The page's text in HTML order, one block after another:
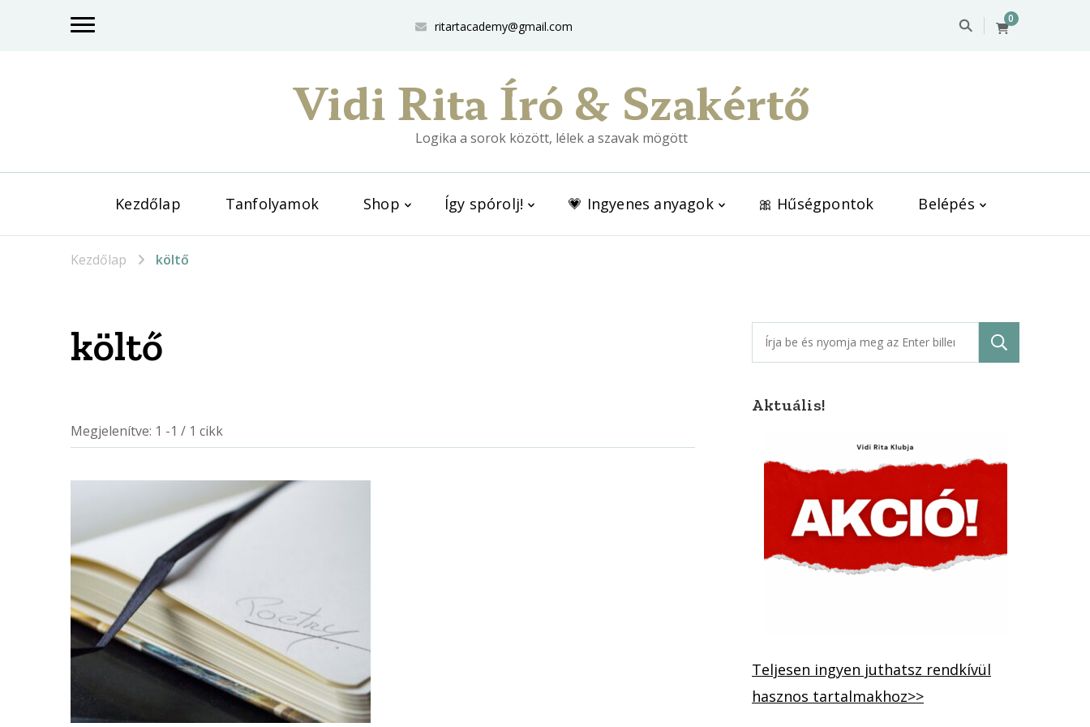
ritartacademy@gmail.com
0
Vidi Rita Író & Szakértő
Logika a sorok között, lélek a szavak mögött
Kezdőlap Tanfolyamok Shop Így spórolj! 💗 Ingyenes anyagok 🎀 Hűségpontok Belépés
Kezdőlap költő
költő
Megjelenítve: 1 -1 / 1 cikk
Keresés:
Aktuális!
Teljesen ingyen juthatsz rendkívül
hasznos tartalmakhoz>>